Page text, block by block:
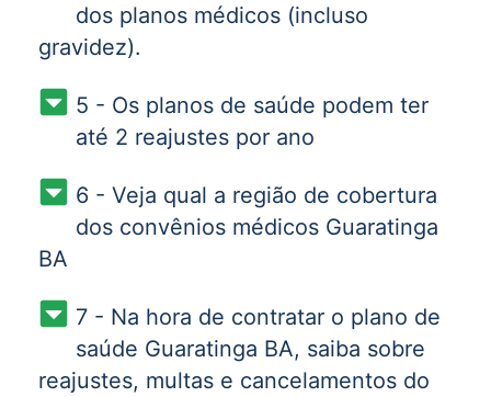
dos planos médicos (incluso
gravidez).
5 - Os planos de saúde podem ter
até 2 reajustes por ano
6 - Veja qual a região de cobertura
dos convênios médicos Guaratinga
BA
7 - Na hora de contratar o plano de
saúde Guaratinga BA, saiba sobre
reajustes, multas e cancelamentos do